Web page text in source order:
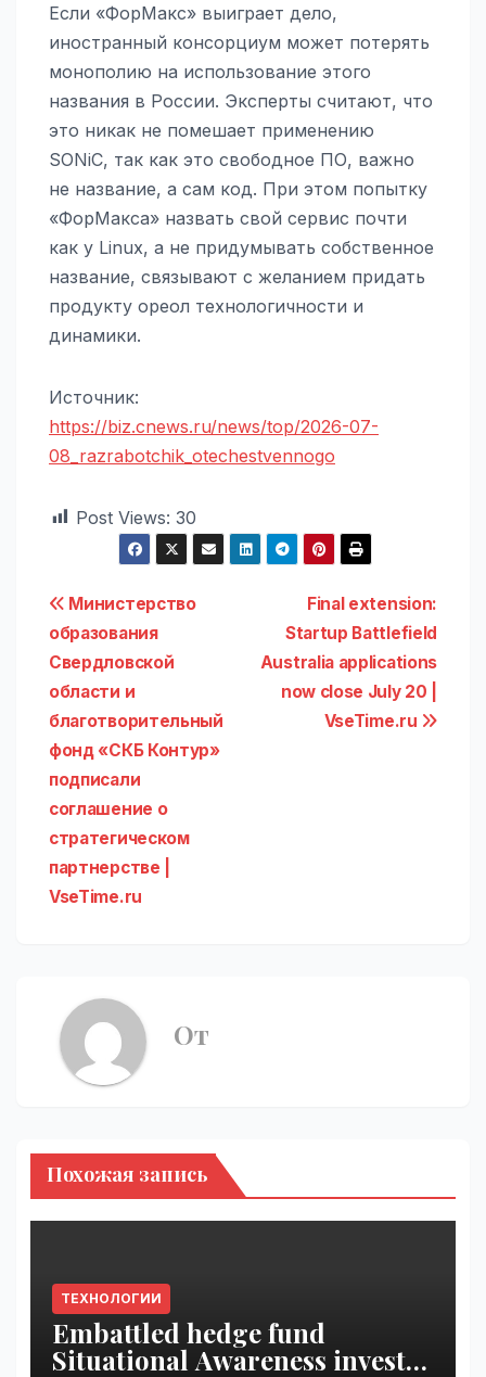
Если «ФорМакс» выиграет дело,
иностранный консорциум может потерять
монополию на использование этого
названия в России. Эксперты считают, что
это никак не помешает применению
SONiC, так как это свободное ПО, важно
не название, а сам код. При этом попытку
«ФорМакса» назвать свой сервис почти
как у Linux, а не придумывать собственное
название, связывают с желанием придать
продукту ореол технологичности и
динамики.
Источник:
https://biz.cnews.ru/news/top/2026-07-
08_razrabotchik_otechestvennogo
Post Views: 30
Навигация
по
записям
Final extension:
Startup Battlefield
Australia applications
now close July 20 |
VseTime.ru
Министерство
образования
Свердловской
области и
благотворительный
фонд «СКБ Контур»
подписали
соглашение о
стратегическом
партнерстве |
VseTime.ru
От
Похожая запись
ТЕХНОЛОГИИ
Embattled hedge fund
Situational Awareness invests